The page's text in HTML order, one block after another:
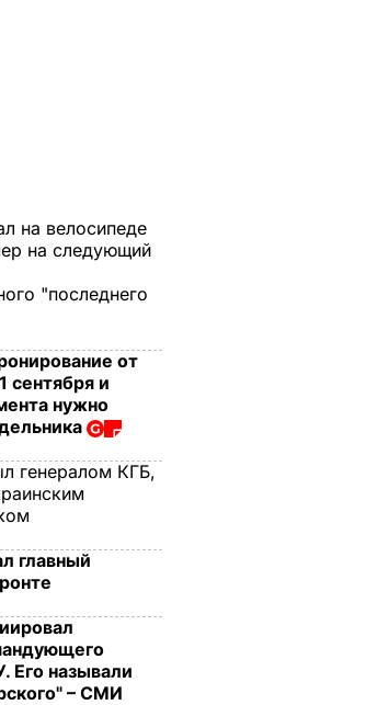
на велосипеде
на следующий
"последнего
от
сентября и
нужно
генералом КГБ,
главный
Его называли
– СМИ